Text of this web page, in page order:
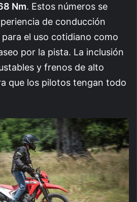
Nm. Estos números se
de conducción
el uso cotidiano como
por la pista. La inclusión
y frenos de alto
que los pilotos tengan todo